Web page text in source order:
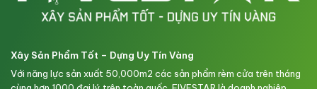
Xây Sản Phẩm Tốt – Dựng Uy Tín Vàng
Với năng lực sản xuất 50,000m2 các sản phẩm rèm cửa trên tháng